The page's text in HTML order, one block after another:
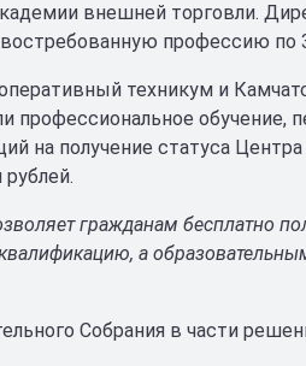
внешней торговли.
профессию по
техникум и
профессиональное обучение,
на получение статуса
гражданам бесплатно
а
Собрания в части